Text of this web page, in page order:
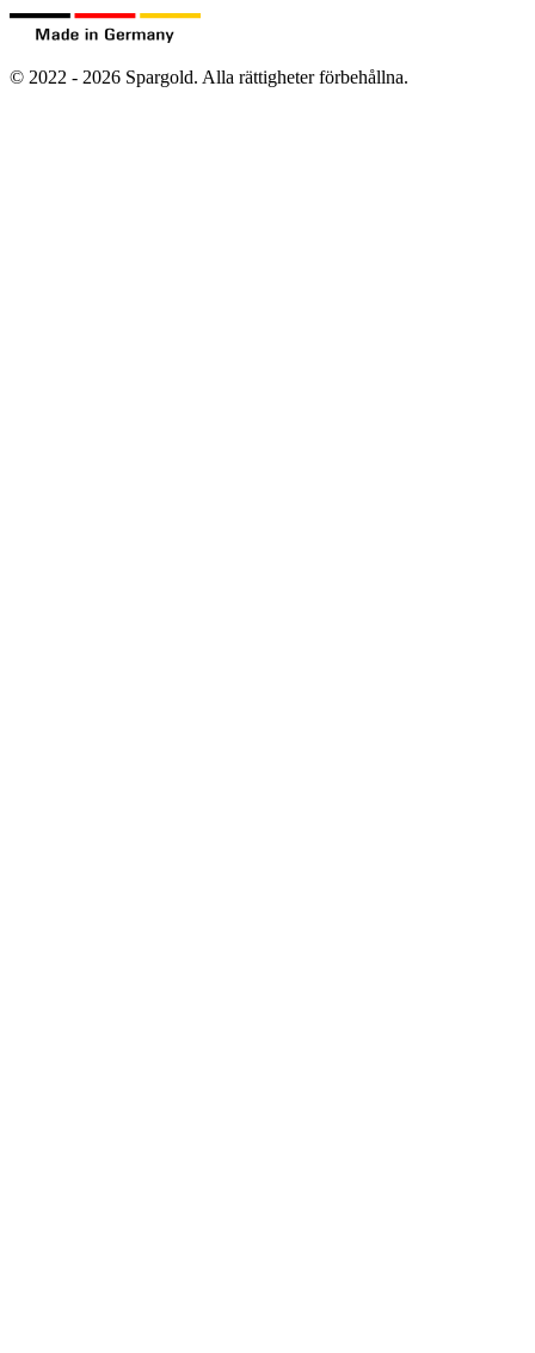
© 2022 - 2026 Spargold. Alla rättigheter förbehållna.